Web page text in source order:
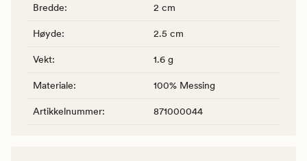
Bredde: 2 cm
Høyde: 2.5 cm
Vekt: 1.6 g
Materiale: 100% Messing
Artikkelnummer: 871000044